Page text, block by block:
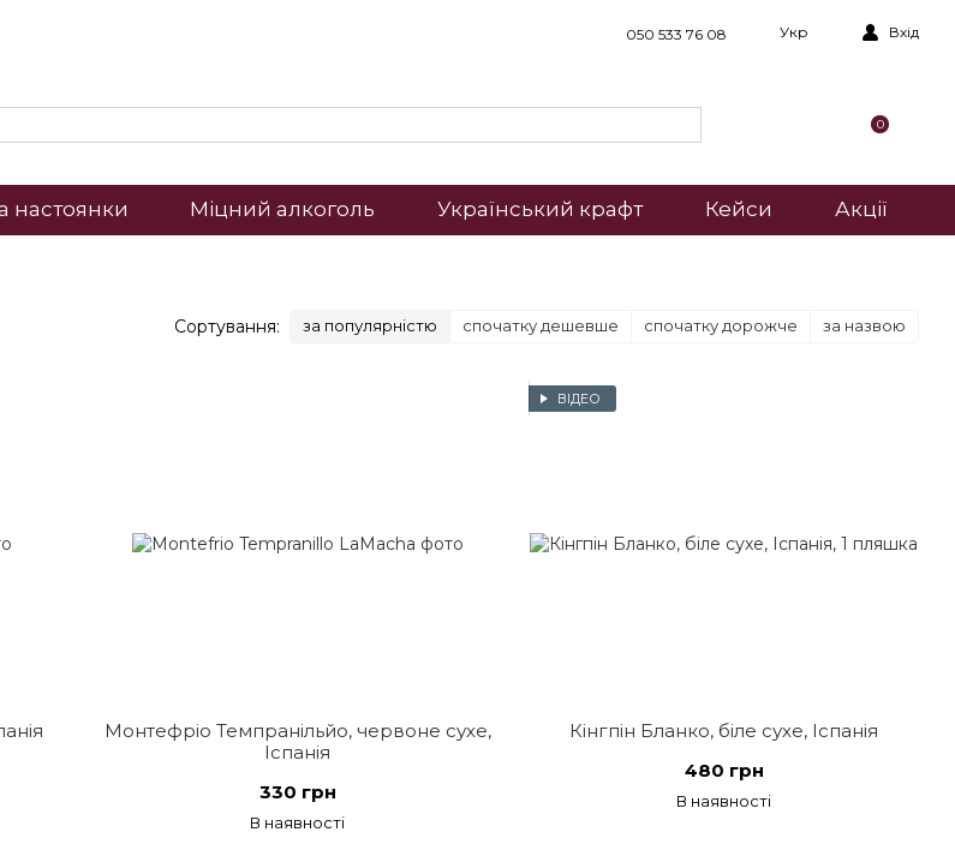
050 533 76 08 Укр Вхід
0
настоянки Міцний алкоголь Український крафт Кейси Акції
Сортування: за популярністю спочатку дешевше спочатку дорожче за назвою
Монтефріо Темпранільйо, червоне сухе,
Іспанія
330 грн
В наявності
ВІДЕО
Кінгпін Бланко, біле сухе, Іспанія
480 грн
В наявності